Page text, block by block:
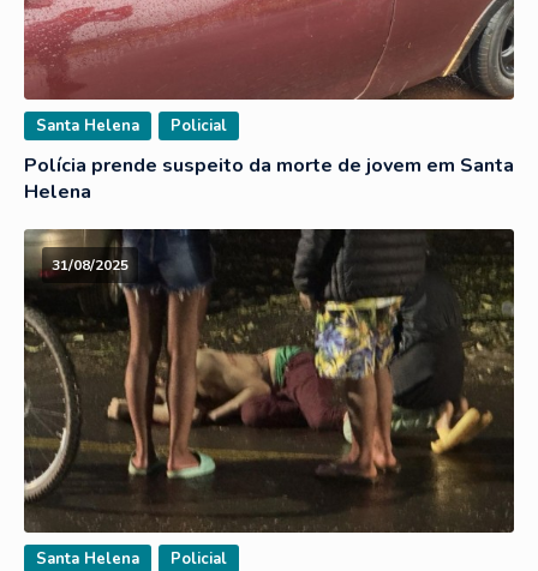
Santa Helena Policial
Polícia prende suspeito da morte de jovem em Santa
Helena
31/08/2025
Santa Helena Policial